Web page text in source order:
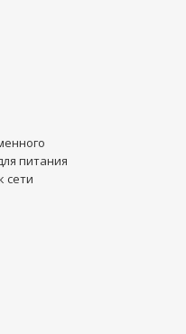
питания
сети